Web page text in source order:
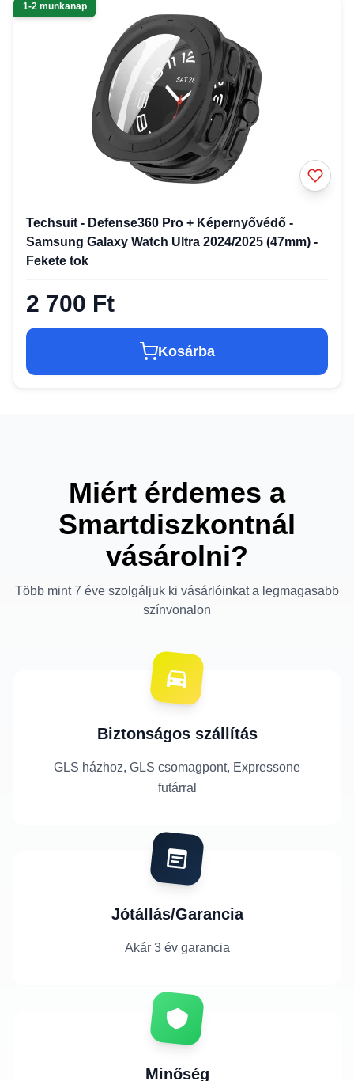
1-2 munkanap
Techsuit - Defense360 Pro + Képernyővédő -
Samsung Galaxy Watch Ultra 2024/2025 (47mm) -
Fekete tok
2 700 Ft
Kosárba
Miért érdemes a
Smartdiszkontnál
vásárolni?
Több mint 7 éve szolgáljuk ki vásárlóinkat a legmagasabb
színvonalon
Biztonságos szállítás
GLS házhoz, GLS csomagpont, Expressone
futárral
Jótállás/Garancia
Akár 3 év garancia
Minőség